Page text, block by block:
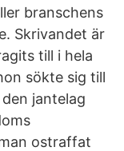
branschens
Skrivandet är
till i hela
sökte sig till
jantelag
ostraffat